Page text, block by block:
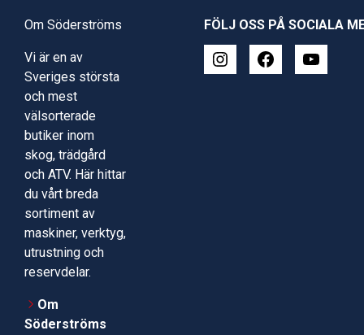
Om Söderströms
Vi är en av
Sveriges största
och mest
välsorterade
butiker inom
skog, trädgård
och ATV. Här hittar
du vårt breda
sortiment av
maskiner, verktyg,
utrustning och
reservdelar.
Om
Söderströms
FÖLJ OSS PÅ SOCIALA